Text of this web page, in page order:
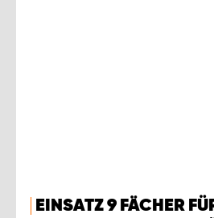
EINSATZ 9 FÄCHER